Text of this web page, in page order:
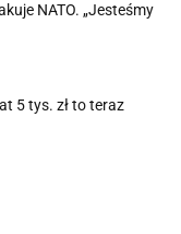
NATO. „Jesteśmy
5 tys. zł to teraz